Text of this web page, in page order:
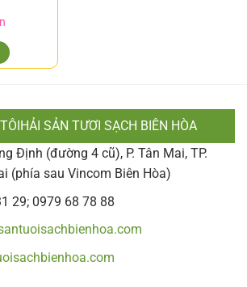
SẢN TƯƠI SẠCH BIÊN HÒA
Định (đường 4 cũ), P. Tân Mai, TP.
(phía sau Vincom Biên Hòa)
29; 0979 68 78 88